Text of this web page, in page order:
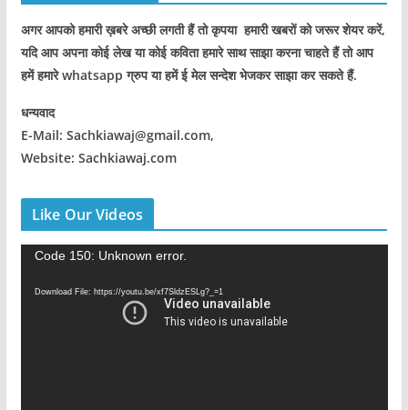
अगर आपको हमारी ख़बरे अच्छी लगती हैं तो कृपया हमारी खबरों को जरूर शेयर करें,
यदि आप अपना कोई लेख या कोई कविता हमारे साथ साझा करना चाहते हैं तो आप
हमें हमारे whatsapp ग्रुप या हमें ई मेल सन्देश भेजकर साझा कर सकते हैं.
धन्यवाद
E-Mail: Sachkiawaj@gmail.com,
Website: Sachkiawaj.com
Like Our Videos
Code 150: Unknown error.
Download File: https://youtu.be/xf7SldzESLg?_=1